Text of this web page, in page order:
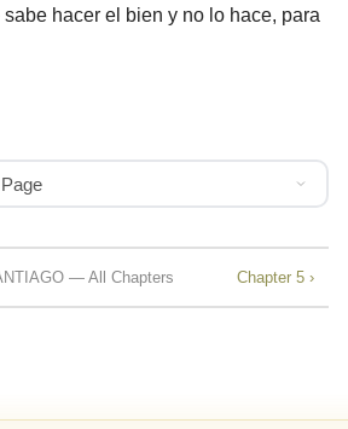
sabe hacer el bien y no lo hace, para
— All Chapters Chapter 5 ›